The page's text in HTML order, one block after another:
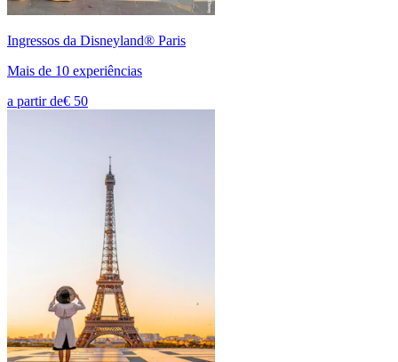
Ingressos da Disneyland® Paris
Mais de 10 experiências
a partir de€ 50